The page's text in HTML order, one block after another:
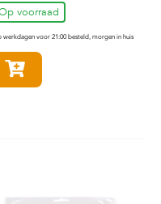
voorraad
werkdagen voor 21:00 besteld, morgen in huis